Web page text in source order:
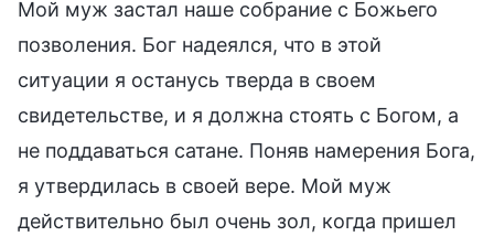
Мой муж застал наше собрание с Божьего
позволения. Бог надеялся, что в этой
ситуации я останусь тверда в своем
свидетельстве, и я должна стоять с Богом, а
не поддаваться сатане. Поняв намерения Бога,
я утвердилась в своей вере. Мой муж
действительно был очень зол, когда пришел